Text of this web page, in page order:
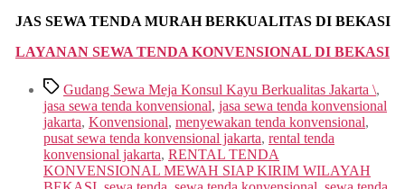
JAS SEWA TENDA MURAH BERKUALITAS DI BEKASI
LAYANAN SEWA TENDA KONVENSIONAL DI BEKASI
TagsGudang Sewa Meja Konsul Kayu Berkualitas Jakarta \,
jasa sewa tenda konvensional, jasa sewa tenda konvensional
jakarta, Konvensional, menyewakan tenda konvensional,
pusat sewa tenda konvensional jakarta, rental tenda
konvensional jakarta, RENTAL TENDA
KONVENSIONAL MEWAH SIAP KIRIM WILAYAH